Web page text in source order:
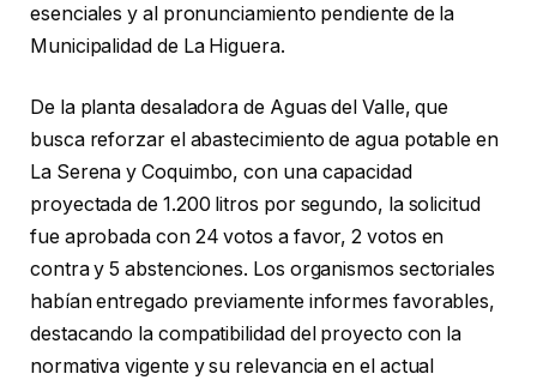
esenciales y al pronunciamiento pendiente de la
Municipalidad de La Higuera.
De la planta desaladora de Aguas del Valle, que
busca reforzar el abastecimiento de agua potable en
La Serena y Coquimbo, con una capacidad
proyectada de 1.200 litros por segundo, la solicitud
fue aprobada con 24 votos a favor, 2 votos en
contra y 5 abstenciones. Los organismos sectoriales
habían entregado previamente informes favorables,
destacando la compatibilidad del proyecto con la
normativa vigente y su relevancia en el actual